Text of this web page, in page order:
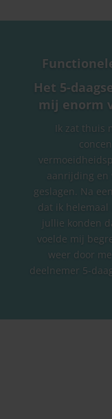
Het 5-
mij enorm
Ik zat thuis
aanrijding en
geslagen. Na
dat ik helemaal
jullie konden
voelde mij
weer door
deelnemer 5-